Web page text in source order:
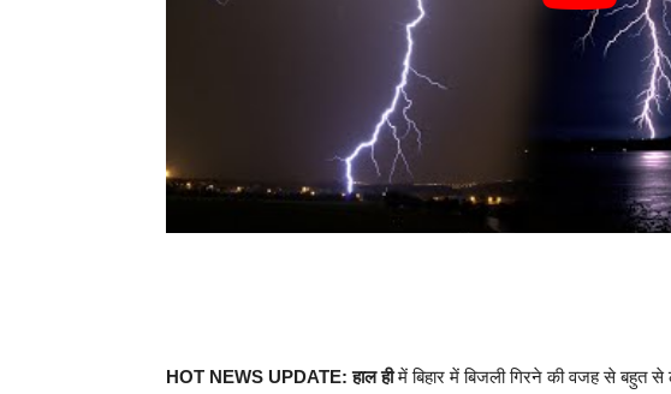
HOT NEWS UPDATE: हाल हीमें बिहार में बिजली गिरने की वजह से बहुत से